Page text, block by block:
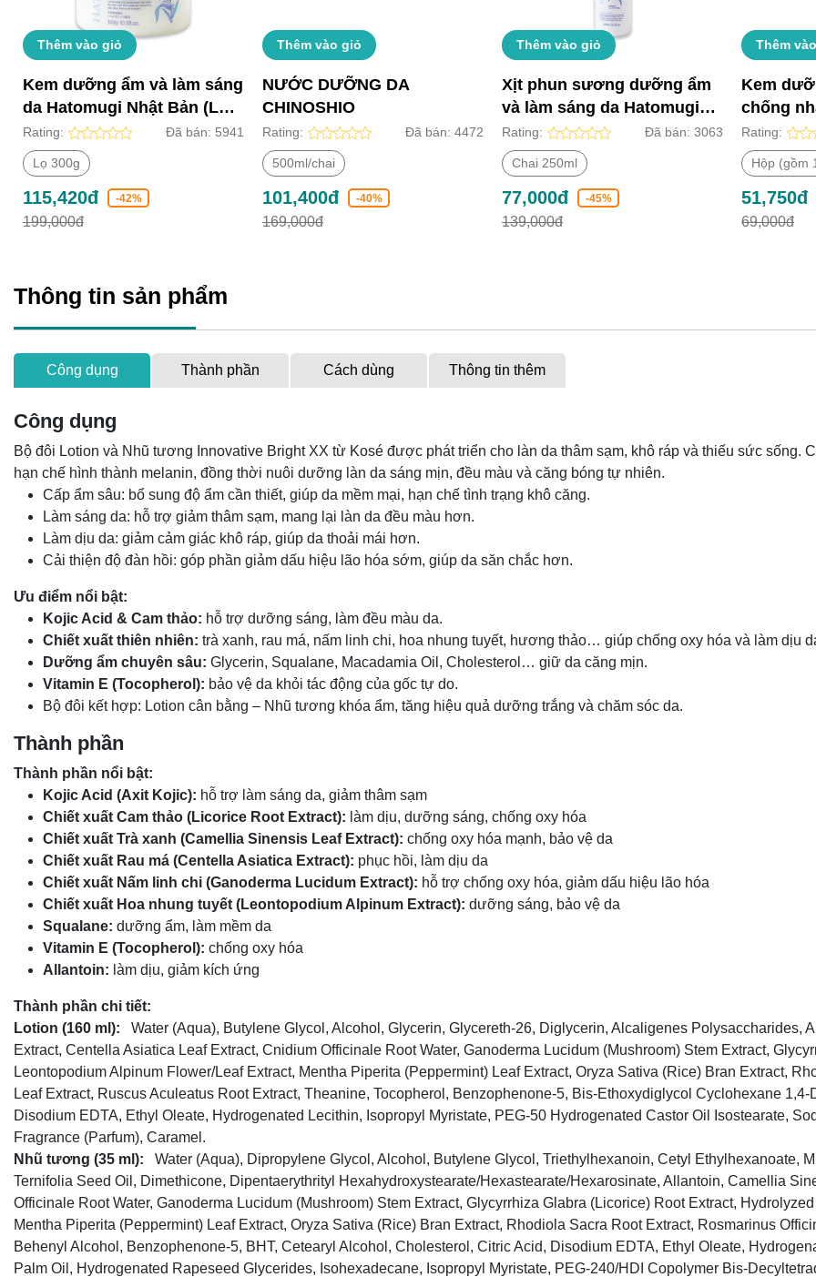
Thêm vào giỏ
Kem dưỡng ẩm và làm sáng
da Hatomugi Nhật Bản (Lọ
300g)
Rating: Đã bán: 5941
Lọ 300g
115,420đ -42%
199,000đ
Thêm vào giỏ
NƯỚC DƯỠNG DA
CHINOSHIO
Rating: Đã bán: 4472
500ml/chai
101,400đ -40%
169,000đ
Thêm vào giỏ
Xịt phun sương dưỡng ẩm
và làm sáng da Hatomugi
Nhật Bản (Chai 250ml)
Rating: Đã bán: 3063
Chai 250ml
77,000đ -45%
139,000đ
Thêm
Kem
chống
Rating:
Hộp (gồm
51,750đ
69,000đ
Thông tin sản phẩm
Công dụng Thành phần Cách dùng Thông tin thêm
Công dụng
Bộ đôi Lotion và Nhũ tương Innovative Bright XX từ Kosé được phát triển cho làn da thâm sạm, khô ráp và thiếu sức sống.
hạn chế hình thành melanin, đồng thời nuôi dưỡng làn da sáng mịn, đều màu và căng bóng tự nhiên.
Cấp ẩm sâu: bổ sung độ ẩm cần thiết, giúp da mềm mại, hạn chế tình trạng khô căng.
Làm sáng da: hỗ trợ giảm thâm sạm, mang lại làn da đều màu hơn.
Làm dịu da: giảm cảm giác khô ráp, giúp da thoải mái hơn.
Cải thiện độ đàn hồi: góp phần giảm dấu hiệu lão hóa sớm, giúp da săn chắc hơn.
Ưu điểm nổi bật:
Kojic Acid & Cam thảo: hỗ trợ dưỡng sáng, làm đều màu da.
Chiết xuất thiên nhiên: trà xanh, rau má, nấm linh chi, hoa nhung tuyết, hương thảo… giúp chống oxy hóa và làm dịu
Dưỡng ẩm chuyên sâu: Glycerin, Squalane, Macadamia Oil, Cholesterol… giữ da căng mịn.
Vitamin E (Tocopherol): bảo vệ da khỏi tác động của gốc tự do.
Bộ đôi kết hợp: Lotion cân bằng – Nhũ tương khóa ẩm, tăng hiệu quả dưỡng trắng và chăm sóc da.
Thành phần
Thành phần nổi bật:
Kojic Acid (Axit Kojic): hỗ trợ làm sáng da, giảm thâm sạm
Chiết xuất Cam thảo (Licorice Root Extract): làm dịu, dưỡng sáng, chống oxy hóa
Chiết xuất Trà xanh (Camellia Sinensis Leaf Extract): chống oxy hóa mạnh, bảo vệ da
Chiết xuất Rau má (Centella Asiatica Extract): phục hồi, làm dịu da
Chiết xuất Nấm linh chi (Ganoderma Lucidum Extract): hỗ trợ chống oxy hóa, giảm dấu hiệu lão hóa
Chiết xuất Hoa nhung tuyết (Leontopodium Alpinum Extract): dưỡng sáng, bảo vệ da
Squalane: dưỡng ẩm, làm mềm da
Vitamin E (Tocopherol): chống oxy hóa
Allantoin: làm dịu, giảm kích ứng
Thành phần chi tiết:
Lotion (160 ml): Water (Aqua), Butylene Glycol, Alcohol, Glycerin, Glycereth-26, Diglycerin, Alcaligenes Polysaccharides,
Extract, Centella Asiatica Leaf Extract, Cnidium Officinale Root Water, Ganoderma Lucidum (Mushroom) Stem Extract,
Leontopodium Alpinum Flower/Leaf Extract, Mentha Piperita (Peppermint) Leaf Extract, Oryza Sativa (Rice) Bran Extract,
Leaf Extract, Ruscus Aculeatus Root Extract, Theanine, Tocopherol, Benzophenone-5, Bis-Ethoxydiglycol Cyclohexane
Disodium EDTA, Ethyl Oleate, Hydrogenated Lecithin, Isopropyl Myristate, PEG-50 Hydrogenated Castor Oil Isostearate,
Fragrance (Parfum), Caramel.
Nhũ tương (35 ml): Water (Aqua), Dipropylene Glycol, Alcohol, Butylene Glycol, Triethylhexanoin, Cetyl Ethylhexanoate,
Ternifolia Seed Oil, Dimethicone, Dipentaerythrityl Hexahydroxystearate/Hexastearate/Hexarosinate, Allantoin, Camellia
Officinale Root Water, Ganoderma Lucidum (Mushroom) Stem Extract, Glycyrrhiza Glabra (Licorice) Root Extract,
Mentha Piperita (Peppermint) Leaf Extract, Oryza Sativa (Rice) Bran Extract, Rhodiola Sacra Root Extract, Rosmarinus
Behenyl Alcohol, Benzophenone-5, BHT, Cetearyl Alcohol, Cholesterol, Citric Acid, Disodium EDTA, Ethyl Oleate,
Palm Oil, Hydrogenated Rapeseed Glycerides, Isohexadecane, Isopropyl Myristate, PEG-240/HDI Copolymer Bis-